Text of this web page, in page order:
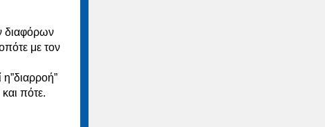
διαφόρων
με τον
πότε.